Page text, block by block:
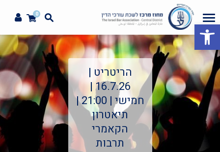
פתח סרגל נגישות
0
הריטריט |
16.7.26 |
חמישי | 21:00 |
תיאטרון
הקאמרי
תרבות